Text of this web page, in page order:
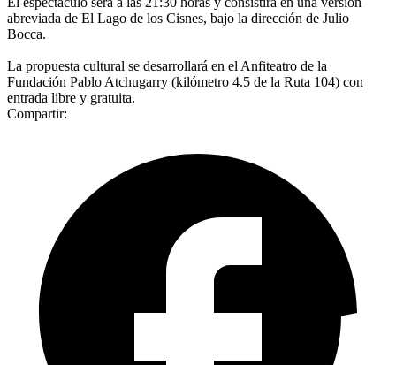
abreviada de El Lago de los Cisnes, bajo la dirección de Julio
Bocca.
La propuesta cultural se desarrollará en el Anfiteatro de la
Fundación Pablo Atchugarry (kilómetro 4.5 de la Ruta 104) con
entrada libre y gratuita.
Compartir: